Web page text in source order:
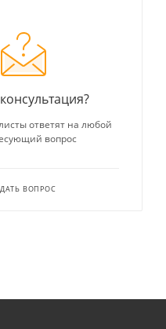
ответят на любой
вопрос
ВОПРОС